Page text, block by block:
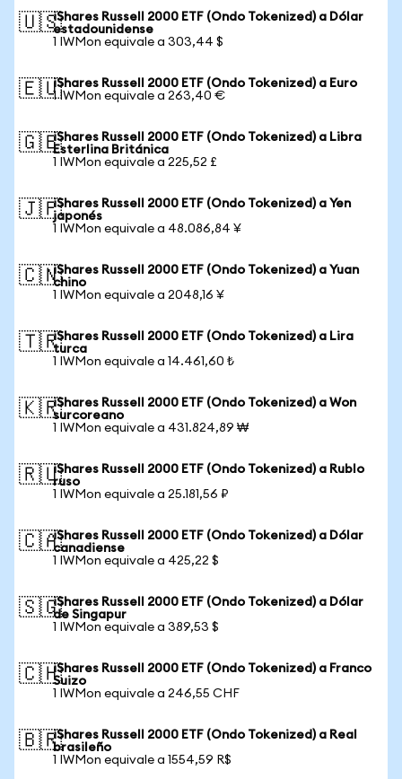
🇺🇸iShares Russell 2000 ETF (Ondo Tokenized) a Dólar
estadounidense
1 IWMon equivale a 303,44 $
🇪🇺iShares Russell 2000 ETF (Ondo Tokenized) a Euro
1 IWMon equivale a 263,40 €
🇬🇧iShares Russell 2000 ETF (Ondo Tokenized) a Libra
Esterlina Británica
1 IWMon equivale a 225,52 £
🇯🇵iShares Russell 2000 ETF (Ondo Tokenized) a Yen
japonés
1 IWMon equivale a 48.086,84 ¥
🇨🇳iShares Russell 2000 ETF (Ondo Tokenized) a Yuan
chino
1 IWMon equivale a 2048,16 ¥
🇹🇷iShares Russell 2000 ETF (Ondo Tokenized) a Lira
turca
1 IWMon equivale a 14.461,60 ₺
🇰🇷iShares Russell 2000 ETF (Ondo Tokenized) a Won
surcoreano
1 IWMon equivale a 431.824,89 ₩
🇷🇺iShares Russell 2000 ETF (Ondo Tokenized) a Rublo
ruso
1 IWMon equivale a 25.181,56 ₽
🇨🇦iShares Russell 2000 ETF (Ondo Tokenized) a Dólar
canadiense
1 IWMon equivale a 425,22 $
🇸🇬iShares Russell 2000 ETF (Ondo Tokenized) a Dólar
de Singapur
1 IWMon equivale a 389,53 $
🇨🇭iShares Russell 2000 ETF (Ondo Tokenized) a Franco
Suizo
1 IWMon equivale a 246,55 CHF
🇧🇷iShares Russell 2000 ETF (Ondo Tokenized) a Real
brasileño
1 IWMon equivale a 1554,59 R$